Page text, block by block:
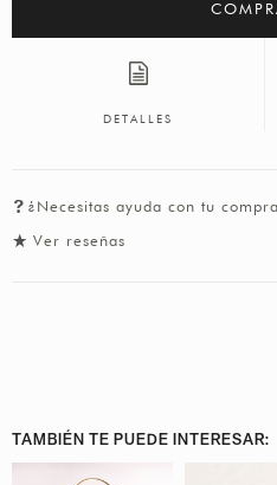
DETALLES
¿Necesitas ayuda con tu
Ver reseñas
TAMBIÉN TE PUEDE INTERESAR: